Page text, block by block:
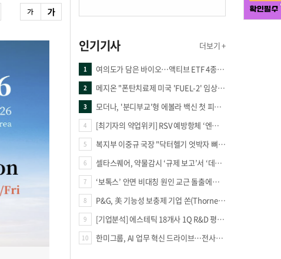
인기기사 더보기 +
1 여의도가 담은 바이오…액티브 ETF 4종의 선택은
2 메지온 "폰탄치료제 미국 'FUEL-2' 임상 프로토콜 영국 승인"
3 모더나, '분디부교'형 에볼라 백신 첫 피험자 접종
4 [최기자의 약업위키] RSV 예방항체 ‘엔플론시아’
5 복지부 이중규 국장 "닥터헬기 엇박자 뼈아파… 외상체계 전면 재정립"
6 셀타스퀘어, 약물감시 ‘규제 보고’서 ‘데이터 의사결정’으로 "PVX 전환 요구 커진다"
7 ‘보톡스’ 안면 비대칭 원인 교근 돌출에도 사용?
8 P&G, 美 기능성 보충제 기업 쏜(Thorne) 인수
9 [기업분석] 에스테틱 18개사 1Q R&D 평균 69억…3.8%↑
10 한미그룹, AI 업무 혁신 드라이브…전사적 AI 활용 문화 구축